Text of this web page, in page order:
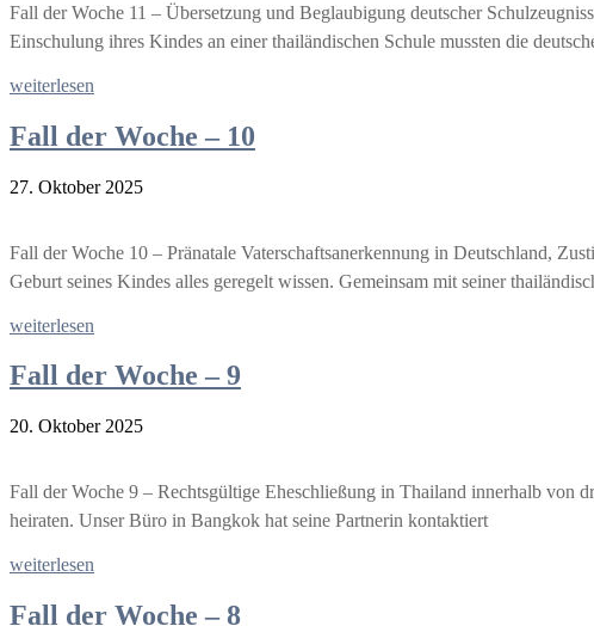
Fall der Woche 11 – Übersetzung und Beglaubigung deutscher
Einschulung ihres Kindes an einer thailändischen Schule mussten die
weiterlesen
Fall der Woche – 10
27. Oktober 2025
Fall der Woche 10 – Pränatale Vaterschaftsanerkennung in Deutschland,
Geburt seines Kindes alles geregelt wissen. Gemeinsam mit seiner
weiterlesen
Fall der Woche – 9
20. Oktober 2025
Fall der Woche 9 – Rechtsgültige Eheschließung in Thailand innerhalb von
heiraten. Unser Büro in Bangkok hat seine Partnerin kontaktiert
weiterlesen
Fall der Woche – 8